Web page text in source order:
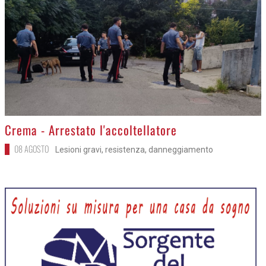
>
Crema - Arrestato l'accoltellatore
08 AGOSTO Lesioni gravi, resistenza, danneggiamento